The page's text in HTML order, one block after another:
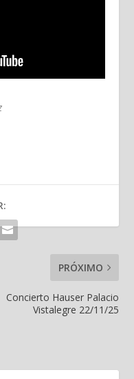
PRÓXIMO
Concierto Hauser Palacio
Vistalegre 22/11/25